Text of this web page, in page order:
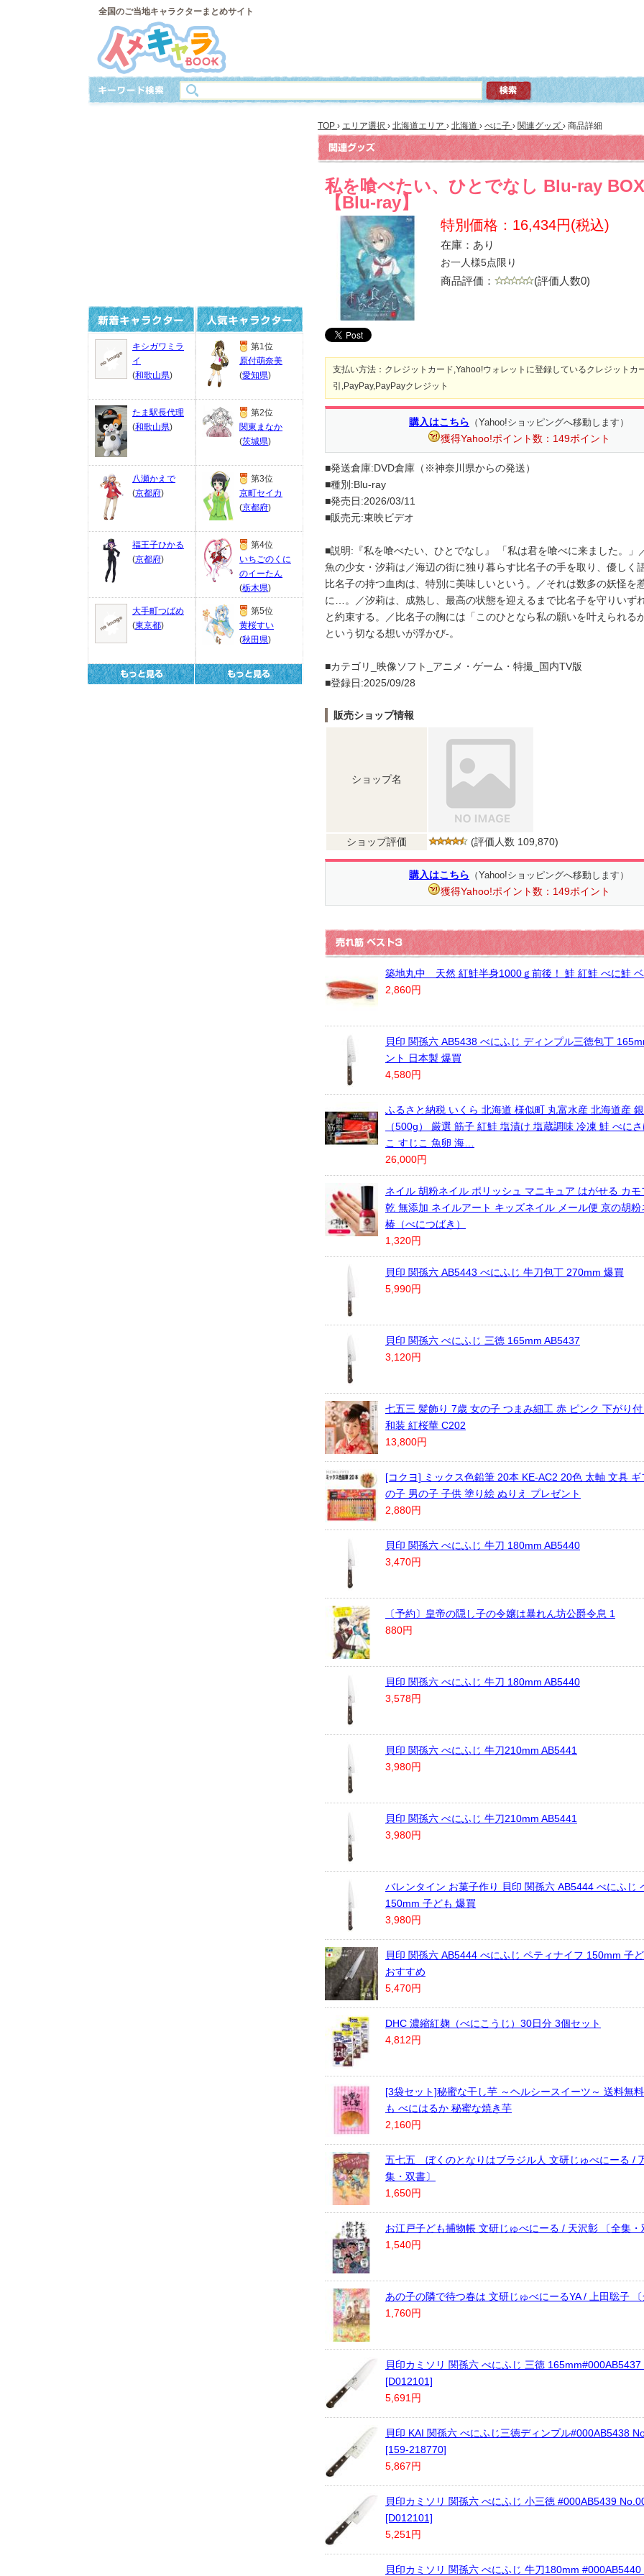
全国のご当地キャラクターまとめサイト
キシガワミラ
イ
(和歌山県)
たま駅長代理
(和歌山県)
八瀬かえで
(京都府)
福王子ひかる
(京都府)
大手町つばめ
(東京都)
第1位
原付萌奈美
(愛知県)
第2位
関東まなか
(茨城県)
第3位
京町セイカ
(京都府)
第4位
いちごのくに
のイーたん
(栃木県)
第5位
黄桜すい
(秋田県)
TOP › エリア選択 › 北海道エリア › 北海道 › べに子 › 関連グッズ › 商品詳細
私を喰べたい、ひとでなし Blu-ray
【Blu-ray】
特別価格：16,434円(税込)
在庫：あり
お一人様5点限り
商品評価： (評価人数0)
支払い方法：クレジットカード,Yahoo!ウォレットに登録しているクレジットカ
引,PayPay,PayPayクレジット
購入はこちら （Yahoo!ショッピングへ移動します）
獲得Yahoo!ポイント数：149ポイント
■発送倉庫:DVD倉庫（※神奈川県からの発送）
■種別:Blu-ray
■発売日:2026/03/11
■販売元:東映ビデオ
■説明:『私を喰べたい、ひとでなし』 「私は君を喰べに来ました。」
魚の少女・汐莉は／海辺の街に独り暮らす比名子の手を取り、優しく
比名子の持つ血肉は、特別に美味しいという。／それは数多の妖怪を
に…。／汐莉は、成熟し、最高の状態を迎えるまで比名子を守りいず
と約束する。／比名子の胸には「このひとなら私の願いを叶えられる
という切なる想いが浮かび-。
■カテゴリ_映像ソフト_アニメ・ゲーム・特撮_国内TV版
■登録日:2025/09/28
販売ショップ情報
ショップ名
ショップ評価 (評価人数 109,870)
購入はこちら （Yahoo!ショッピングへ移動します）
獲得Yahoo!ポイント数：149ポイント
築地丸中 天然 紅鮭半身1000ｇ前後！ 鮭 紅鮭 べに鮭
2,860円
貝印 関孫六 AB5438 べにふじ ディンプル三徳包丁
ント 日本製 爆買
4,580円
ふるさと納税 いくら 北海道 様似町 丸富水産 北海道産
（500g） 厳選 筋子 紅鮭 塩漬け 塩蔵調味 冷凍 鮭 べに
こ すじこ 魚卵 海…
26,000円
ネイル 胡粉ネイル ポリッシュ マニキュア はがせる カモ
乾 無添加 ネイルアート キッズネイル メール便 京の胡
椿（べにつばき）
1,320円
貝印 関孫六 AB5443 べにふじ 牛刀包丁 270mm 爆買
5,990円
貝印 関孫六 べにふじ 三徳 165mm AB5437
3,120円
七五三 髪飾り 7歳 女の子 つまみ細工 赤 ピンク 下がり
和装 紅桜華 C202
13,800円
[コクヨ] ミックス色鉛筆 20本 KE-AC2 20色 太軸 文具
の子 男の子 子供 塗り絵 ぬりえ プレゼント
2,880円
貝印 関孫六 べにふじ 牛刀 180mm AB5440
3,470円
〔予約〕皇帝の隠し子の令嬢は暴れん坊公爵令息 1
880円
貝印 関孫六 べにふじ 牛刀 180mm AB5440
3,578円
貝印 関孫六 べにふじ 牛刀210mm AB5441
3,980円
貝印 関孫六 べにふじ 牛刀210mm AB5441
3,980円
バレンタイン お菓子作り 貝印 関孫六 AB5444 べにふじ
150mm 子ども 爆買
3,980円
貝印 関孫六 AB5444 べにふじ ペティナイフ 150mm 子
おすすめ
5,470円
DHC 濃縮紅麹（べにこうじ）30日分 3個セット
4,812円
[3袋セット]秘蜜な干し芋 ～ヘルシースイーツ～ 送料無
も べにはるか 秘蜜な焼き芋
2,160円
五七五 ぼくのとなりはブラジル人 文研じゅべにーる /
集・双書〕
1,650円
お江戸子ども捕物帳 文研じゅべにーる / 天沢彰 〔全集・
1,540円
あの子の隣で待つ春は 文研じゅべにーるYA / 上田聡子 〔
1,760円
貝印カミソリ 関孫六 べにふじ 三徳
[D012101]
5,691円
貝印 KAI 関孫六 べにふじ三徳ディンプル#000AB5438
[159-218770]
5,867円
貝印カミソリ 関孫六 べにふじ 小三徳 #000AB5439
[D012101]
5,251円
貝印カミソリ 関孫六 べにふじ 牛刀180mm